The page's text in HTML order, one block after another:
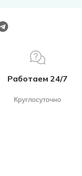
Работаем 24/7
Круглосуточно